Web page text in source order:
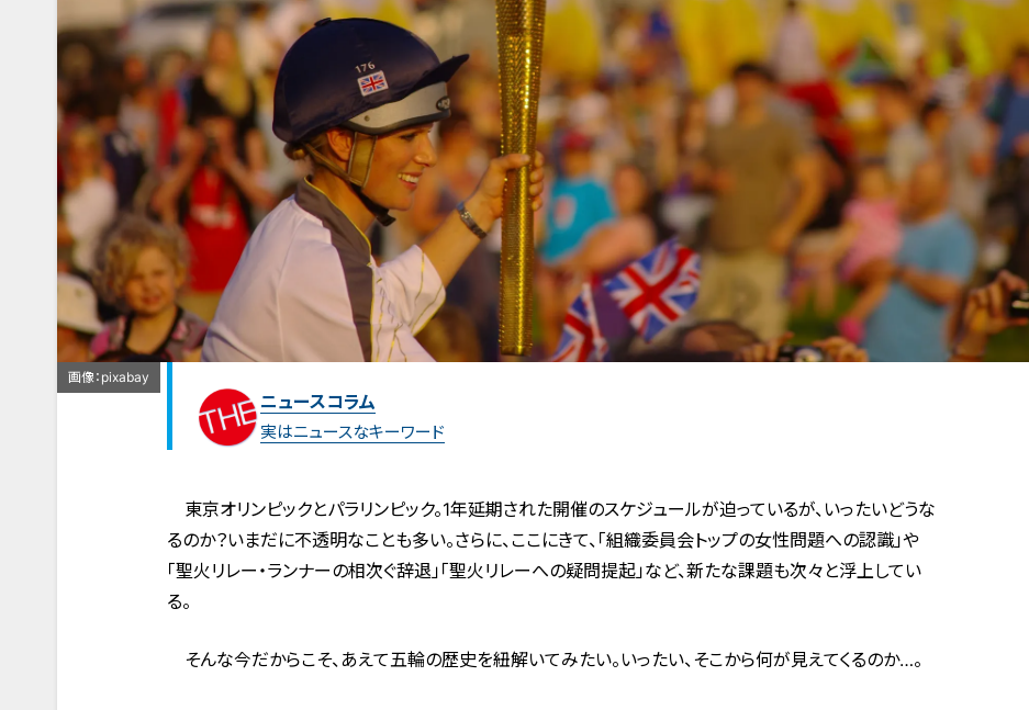
画像：pixabay
ニュースコラム
実はニュースなキーワード
東京オリンピックとパラリンピック。1年延期された開催のスケジュールが迫っているが、いったいどうな
るのか？いまだに不透明なことも多い。さらに、ここにきて、「組織委員会トップの女性問題への認識」や
「聖火リレー・ランナーの相次ぐ辞退」「聖火リレーへの疑問提起」など、新たな課題も次々と浮上してい
る。
そんな今だからこそ、あえて五輪の歴史を紐解いてみたい。いったい、そこから何が見えてくるのか…。